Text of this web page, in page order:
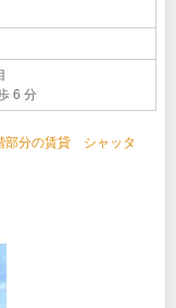
6 分
部分の賃貸 シャッタ